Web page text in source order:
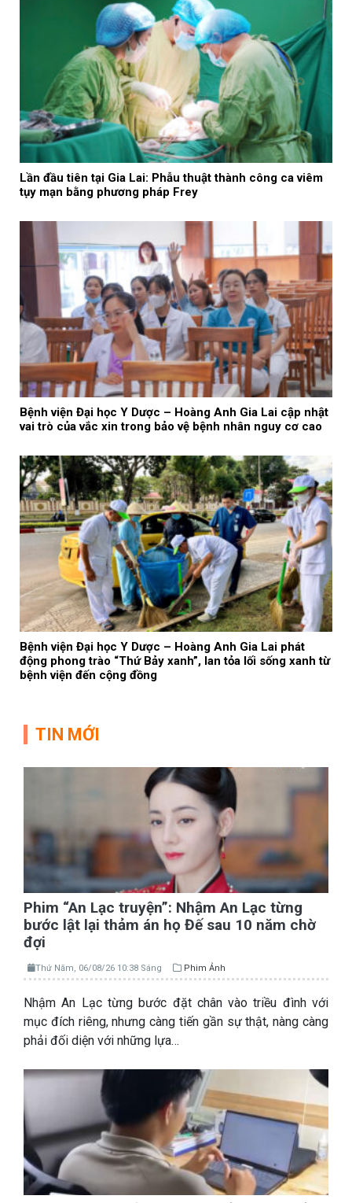
Lần đầu tiên tại Gia Lai: Phẫu thuật thành công ca viêm
tụy mạn bằng phương pháp Frey
Bệnh viện Đại học Y Dược – Hoàng Anh Gia Lai cập nhật
vai trò của vắc xin trong bảo vệ bệnh nhân nguy cơ cao
Bệnh viện Đại học Y Dược – Hoàng Anh Gia Lai phát
động phong trào “Thứ Bảy xanh”, lan tỏa lối sống xanh từ
bệnh viện đến cộng đồng
TIN MỚI
Phim “An Lạc truyện”: Nhậm An Lạc từng
bước lật lại thảm án họ Đế sau 10 năm chờ
đợi
Thứ Năm, 06/08/26 10:38 Sáng Phim Ảnh
Nhậm An Lạc từng bước đặt chân vào triều đình với
mục đích riêng, nhưng càng tiến gần sự thật, nàng càng
phải đối diện với những lựa…